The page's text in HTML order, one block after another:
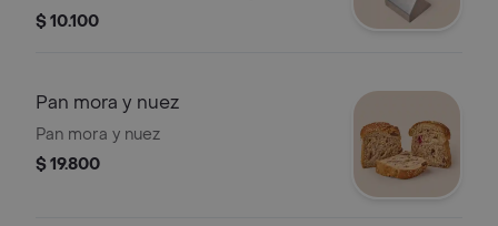
mermelada de fresa.
$ 10.100
Pan mora y nuez
Pan mora y nuez
$ 19.800